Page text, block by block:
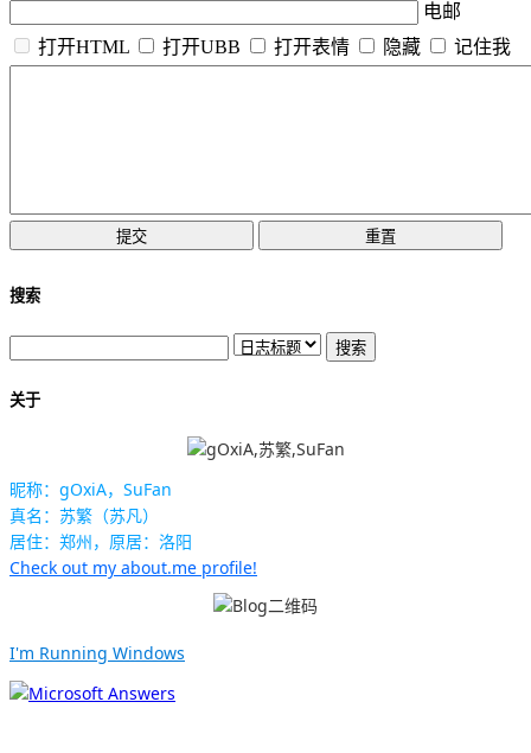
电邮
打开HTML
打开UBB 打开表情 隐藏 记住我
搜索
关于
昵称：gOxiA，SuFan
真名：苏繁（苏凡）
居住：郑州，原居：洛阳
Check out my about.me profile!
I'm Running Windows